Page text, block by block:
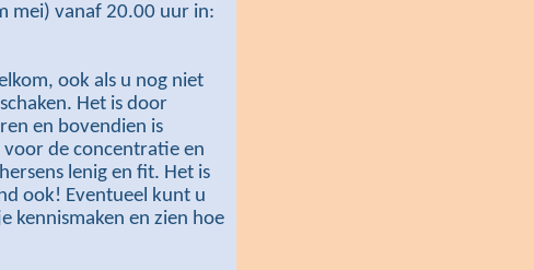
mei) vanaf 20.00 uur in:
ook als u nog niet
Het is door
en bovendien is
voor de concentratie en
lenig en fit. Het is
ook! Eventueel kunt u
kennismaken en zien hoe